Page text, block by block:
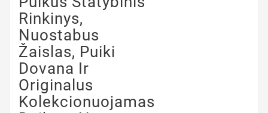
Rinkinys,
Nuostabus
Žaislas, Puiki
Dovana Ir
Originalus
Kolekcionuojamas